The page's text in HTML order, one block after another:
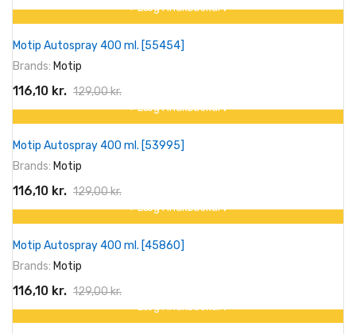
På tilbud!
-10%
+ Læg I Indkøbskurv
Motip Autospray 400 ml. [55454]
Brands: Motip
116,10 kr. 129,00 kr.
På tilbud!
-10%
+ Læg I Indkøbskurv
Motip Autospray 400 ml. [53995]
Brands: Motip
116,10 kr. 129,00 kr.
På tilbud!
-10%
+ Læg I Indkøbskurv
Motip Autospray 400 ml. [45860]
Brands: Motip
116,10 kr. 129,00 kr.
På tilbud!
+ Læg I Indkøbskurv